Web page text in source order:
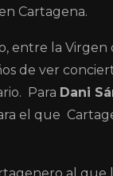
Cartagena.
entre la Virgen
de ver
Para Dani
el que